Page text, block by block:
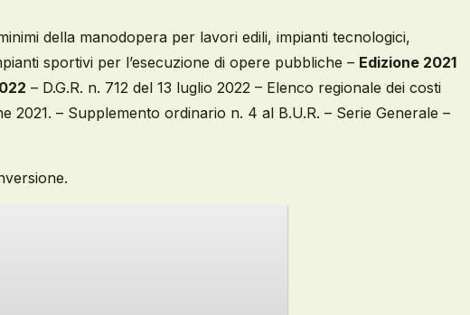
della manodopera per lavori edili, impianti tecnologici,
sportivi per l’esecuzione di opere pubbliche – Edizione 2021
– D.G.R. n. 712 del 13 luglio 2022 – Elenco regionale dei costi
2021. – Supplemento ordinario n. 4 al B.U.R. – Serie Generale –